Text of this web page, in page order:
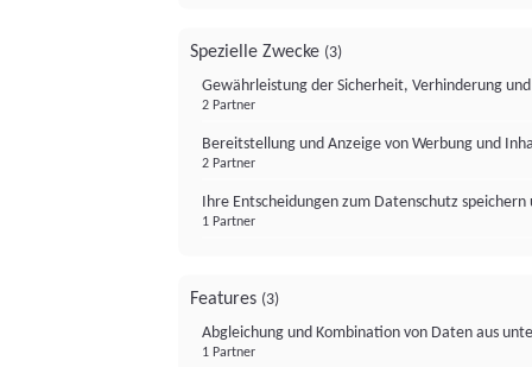
Spezielle Zwecke (3)
Gewährleistung der Sicherheit, Verhinderung
2 Partner
Bereitstellung und Anzeige von Werbung und
2 Partner
Ihre Entscheidungen zum Datenschutz
1 Partner
Features (3)
Abgleichung und Kombination von Daten aus
1 Partner